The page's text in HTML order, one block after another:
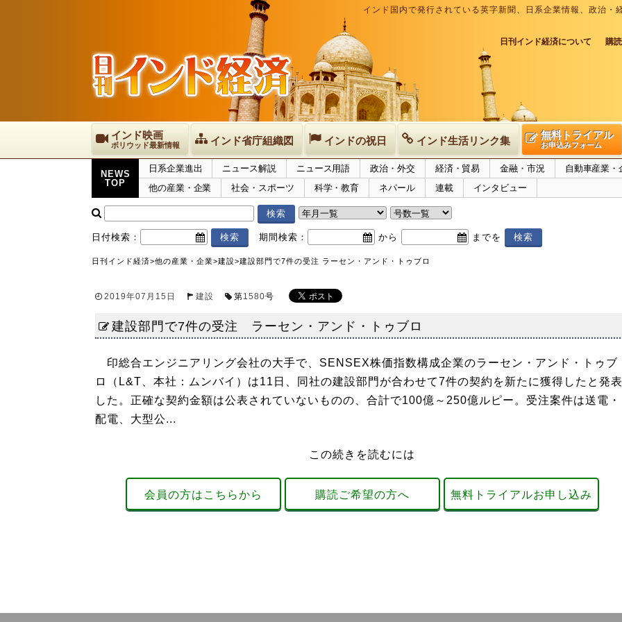
インド国内で発行されている英字新聞、日系企業情報、政治
日刊インド経済について 購
インド映画
ボリウッド最新情報 インド省庁組織図 インドの祝日 インド生活リンク集 無料トライアル
お申込みフォーム
NEWS
TOP
日系企業進出 ニュース解説 ニュース用語 政治・外交 経済・貿易 金融・市況
自動車産業・
他の産業・企業
社会・スポーツ 科学・教育 ネパール 連載 インタビュー
日付検索： 期間検索： から までを
日刊インド経済>他の産業・企業>建設>建設部門で7件の受注 ラーセン・アンド・トゥブロ
2019年07月15日 建設 第1580号
建設部門で7件の受注 ラーセン・アンド・トゥブロ
印総合エンジニアリング会社の大手で、SENSEX株価指数構成企業のラーセン・アンド・トゥブ
ロ（L&T、本社：ムンバイ）は11日、同社の建設部門が合わせて7件の契約を新たに獲得したと発表
した。正確な契約金額は公表されていないものの、合計で100億～250億ルピー。受注案件は送電・
配電、大型公...
この続きを読むには
会員の方はこちらから 購読ご希望の方へ 無料トライアルお申し込み